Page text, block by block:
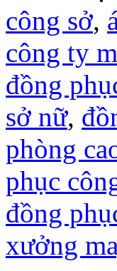
công sở,
công ty
đồng
sở nữ,
phòng
phục
đồng
xưởng